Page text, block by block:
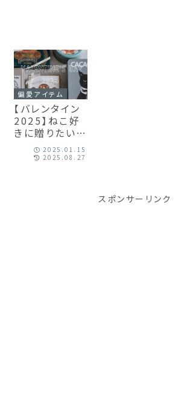
偏愛アイテム
【バレンタイン
2025】ねこ好
きに贈りたい、
缶や箱も可愛
いチョコレート
2025.01.15
2025.08.27
スポンサーリンク